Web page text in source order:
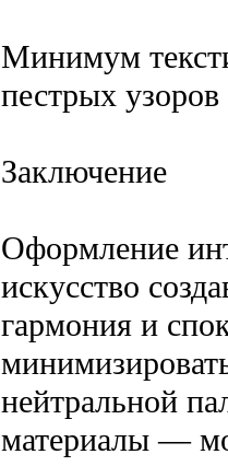
Минимум
пестрых
Заключение
Оформление
искусство
гармония и
нейтральной
материалы —